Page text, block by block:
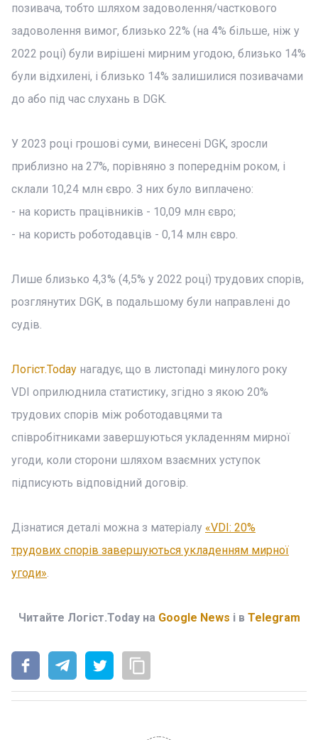
позивача, тобто шляхом задоволення/часткового
задоволення вимог, близько 22% (на 4% більше, ніж у
2022 році) були вирішені мирним угодою, близько 14%
були відхилені, і близько 14% залишилися позивачами
до або під час слухань в DGK.
У 2023 році грошові суми, винесені DGK, зросли
приблизно на 27%, порівняно з попереднім роком, і
склали 10,24 млн євро. З них було виплачено:
- на користь працівників - 10,09 млн євро;
- на користь роботодавців - 0,14 млн євро.
Лише близько 4,3% (4,5% у 2022 році) трудових спорів,
розглянутих DGK, в подальшому були направлені до
судів.
Логіст.Today нагадує, що в листопаді минулого року
VDI оприлюднила статистику, згідно з якою 20%
трудових спорів між роботодавцями та
співробітниками завершуються укладенням мирної
угоди, коли сторони шляхом взаємних уступок
підписують відповідний договір.
Дізнатися деталі можна з матеріалу «VDI: 20%
трудових спорів завершуються укладенням мирної
угоди».
Читайте Логіст.Today на Google News і в Telegram